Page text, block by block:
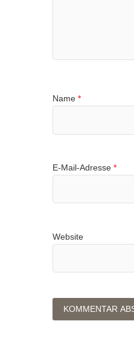
Name *
E-Mail-Adresse *
Website